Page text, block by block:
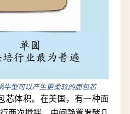
牛型可以产生更柔软的面包芯
芯体积。在美国，有一种面